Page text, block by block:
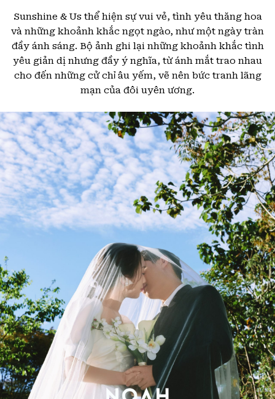
Sunshine & Us thể hiện sự vui vẻ, tình yêu thăng hoa
và những khoảnh khắc ngọt ngào, như một ngày tràn
đầy ánh sáng. Bộ ảnh ghi lại những khoảnh khắc tình
yêu giản dị nhưng đầy ý nghĩa, từ ánh mắt trao nhau
cho đến những cử chỉ âu yếm, vẽ nên bức tranh lãng
mạn của đôi uyên ương.